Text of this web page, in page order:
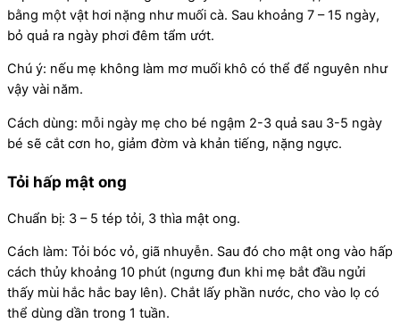
bằng một vật hơi nặng như muối cà. Sau khoảng 7 – 15 ngày,
bỏ quả ra ngày phơi đêm tẩm ướt.
Chú ý: nếu mẹ không làm mơ muối khô có thể để nguyên như
vậy vài năm.
Cách dùng: mỗi ngày mẹ cho bé ngậm 2-3 quả sau 3-5 ngày
bé sẽ cắt cơn ho, giảm đờm và khản tiếng, nặng ngực.
Tỏi hấp mật ong
Chuẩn bị: 3 – 5 tép tỏi, 3 thìa mật ong.
Cách làm: Tỏi bóc vỏ, giã nhuyễn. Sau đó cho mật ong vào hấp
cách thủy khoảng 10 phút (ngưng đun khi mẹ bắt đầu ngửi
thấy mùi hắc hắc bay lên). Chắt lấy phần nước, cho vào lọ có
thể dùng dần trong 1 tuần.